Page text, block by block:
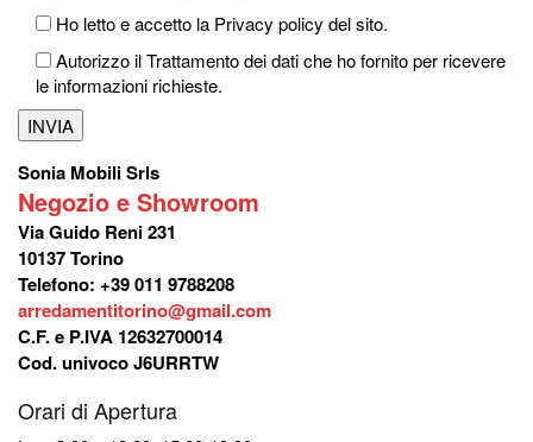
Ho letto e accetto la Privacy policy del sito.
Autorizzo il Trattamento dei dati che ho fornito per ricevere
le informazioni richieste.
Sonia Mobili Srls
Negozio e Showroom
Via Guido Reni 231
10137 Torino
Telefono: +39 011 9788208
arredamentitorino@gmail.com
C.F. e P.IVA 12632700014
Cod. univoco J6URRTW
Orari di Apertura